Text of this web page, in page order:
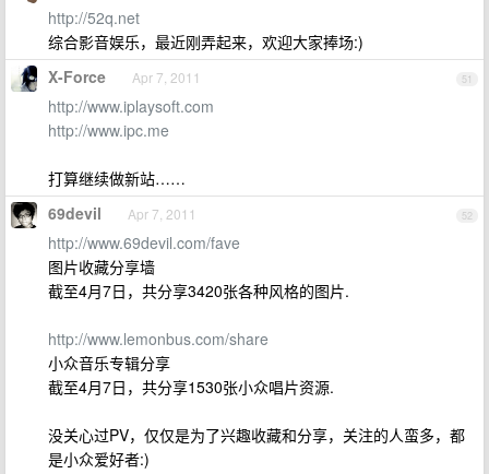
http://52q.net
综合影音娱乐，最近刚弄起来，欢迎大家捧场:)
51
X-Force Apr 7, 2011
http://www.iplaysoft.com
http://www.ipc.me
打算继续做新站……
52
69devil Apr 7, 2011
http://www.69devil.com/fave
图片收藏分享墙
截至4月7日，共分享3420张各种风格的图片.
http://www.lemonbus.com/share
小众音乐专辑分享
截至4月7日，共分享1530张小众唱片资源.
没关心过PV，仅仅是为了兴趣收藏和分享，关注的人蛮多，都
是小众爱好者:)